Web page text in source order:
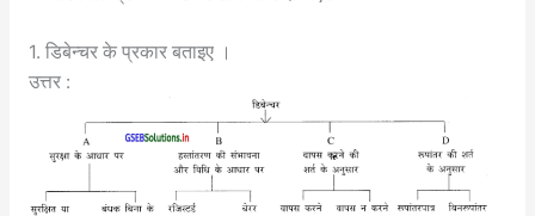
1. डिबेन्चर के प्रकार बताइए ।
उत्तर :